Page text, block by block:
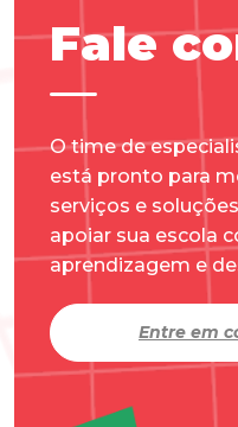
Fale
O time de
está pronto para
serviços e
apoiar sua escola
aprendizagem e
Entre em